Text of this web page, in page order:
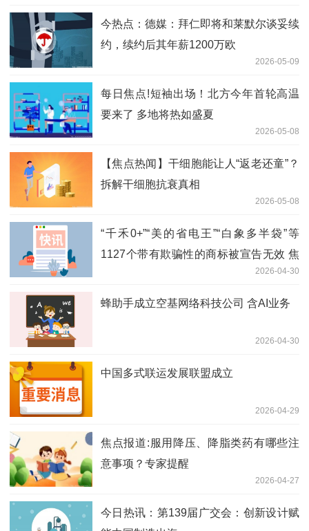
今热点：德媒：拜仁即将和莱默尔谈妥续
约，续约后其年薪1200万欧
2026-05-09
每日焦点!短袖出场！北方今年首轮高温
要来了 多地将热如盛夏
2026-05-08
【焦点热闻】干细胞能让人“返老还童”？
拆解干细胞抗衰真相
2026-05-08
“千禾0+”“美的省电王”“白象多半袋”等
1127个带有欺骗性的商标被宣告无效 焦
2026-04-30
蜂助手成立空基网络科技公司 含AI业务
2026-04-30
中国多式联运发展联盟成立
2026-04-29
焦点报道:服用降压、降脂类药有哪些注
意事项？专家提醒
2026-04-27
今日热讯：第139届广交会：创新设计赋